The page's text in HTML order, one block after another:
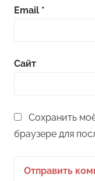
Email *
Сайт
Сохранить
браузере для